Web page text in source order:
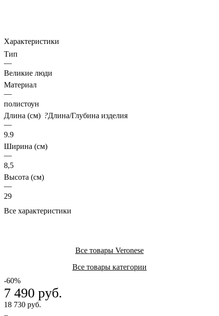
Характеристики
Тип
—
Великие люди
Материал
—
полистоун
Длина (см) ?Длина/Глубина изделия
—
9.9
Ширина (см)
—
8,5
Высота (см)
—
29
Все характеристики
Все товары Veronese
Все товары категории
-60%
7 490 руб.
18 730 руб.